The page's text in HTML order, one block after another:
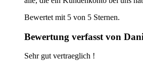
Bewertet mit 5 von 5 Sternen.
Bewertung verfasst von
Sehr gut vertraeglich !